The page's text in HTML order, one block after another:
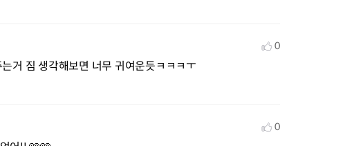
0
거 짐 생각해보면 너무 귀여운듯ㅋㅋㅋㅜ
0